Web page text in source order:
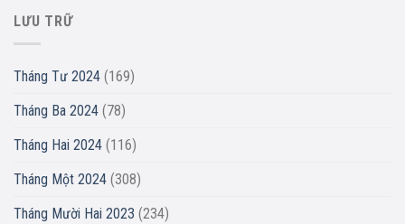
LƯU TRỮ
Tháng Tư 2024 (169)
Tháng Ba 2024 (78)
Tháng Hai 2024 (116)
Tháng Một 2024 (308)
Tháng Mười Hai 2023 (234)